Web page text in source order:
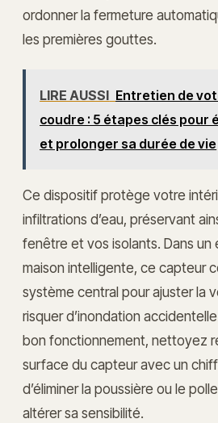
ordonner la fermeture
les premières gouttes.
LIRE AUSSI Entretien de
coudre : 5 étapes clés pour
et prolonger sa durée de vie
Ce dispositif protège votre
infiltrations d’eau, préservant
fenêtre et vos isolants. Dans
maison intelligente, ce capteur
système central pour ajuster la
risquer d’inondation
bon fonctionnement, nettoyez
surface du capteur avec un
d’éliminer la poussière ou le
altérer sa sensibilité.